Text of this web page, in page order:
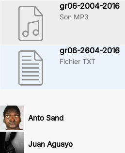
gr06-2004-2016
Son MP3
gr06-2604-2016
Fichier TXT
Anto Sand
Juan Aguayo